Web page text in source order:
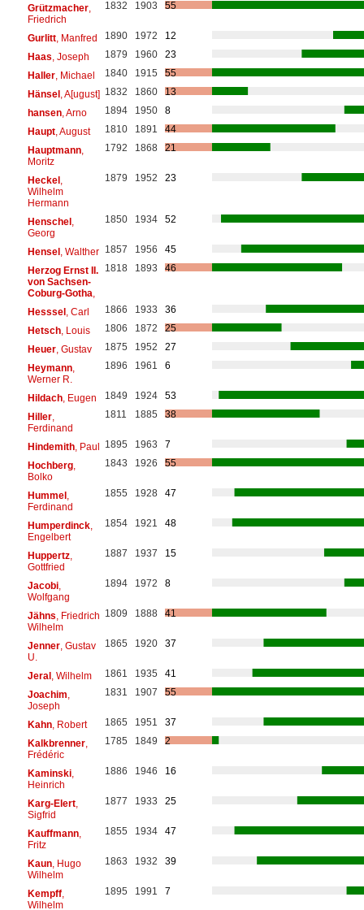
Grützmacher,
Friedrich
1832 1903 55
Gurlitt, Manfred 1890 1972
12
Haas , Joseph 1879 1960
23
Haller, Michael 1840 1915
55
Hänsel, A[ugust] 1832 1860
13
hansen, Arno 1894 1950
8
Haupt, August 1810 1891
44
Hauptmann,
Moritz
1792 1868 21
Heckel,
Wilhelm
Hermann
1879 1952 23
Henschel,
Georg
1850 1934 52
Hensel, Walther 1857 1956
45
Herzog Ernst II.
von Sachsen-
Coburg-Gotha
1818 1893 46
Hesssel, Carl 1866 1933
36
Hetsch, Louis 1806 1872
25
Heuer, Gustav 1875 1952
27
Heymann,
Werner R.
1896 1961 6
Hildach, Eugen 1849 1924
53
Hiller,
Ferdinand
1811 1885 38
Hindemith, Paul 1895 1963
7
Hochberg,
Bolko
1843 1926 55
Hummel,
Ferdinand
1855 1928 47
Humperdinck,
Engelbert
1854 1921 48
Huppertz,
Gottfried
1887 1937 15
Jacobi,
Wolfgang
1894 1972 8
Jähns , Friedrich
Wilhelm
1809 1888 41
Jenner, Gustav
U.
1865 1920 37
Jeral, Wilhelm 1861 1935
41
Joachim
Joseph
1831 1907 55
Kahn, Robert 1865 1951
37
Kalkbrenner,
Frédéric
1785 1849 2
Kaminski,
Heinrich
1886 1946 16
Karg-Elert,
Sigfrid
1877 1933 25
Kauffmann,
Fritz
1855 1934 47
Kaun, Hugo
Wilhelm
1863 1932 39
Kempff,
Wilhelm
1895 1991 7